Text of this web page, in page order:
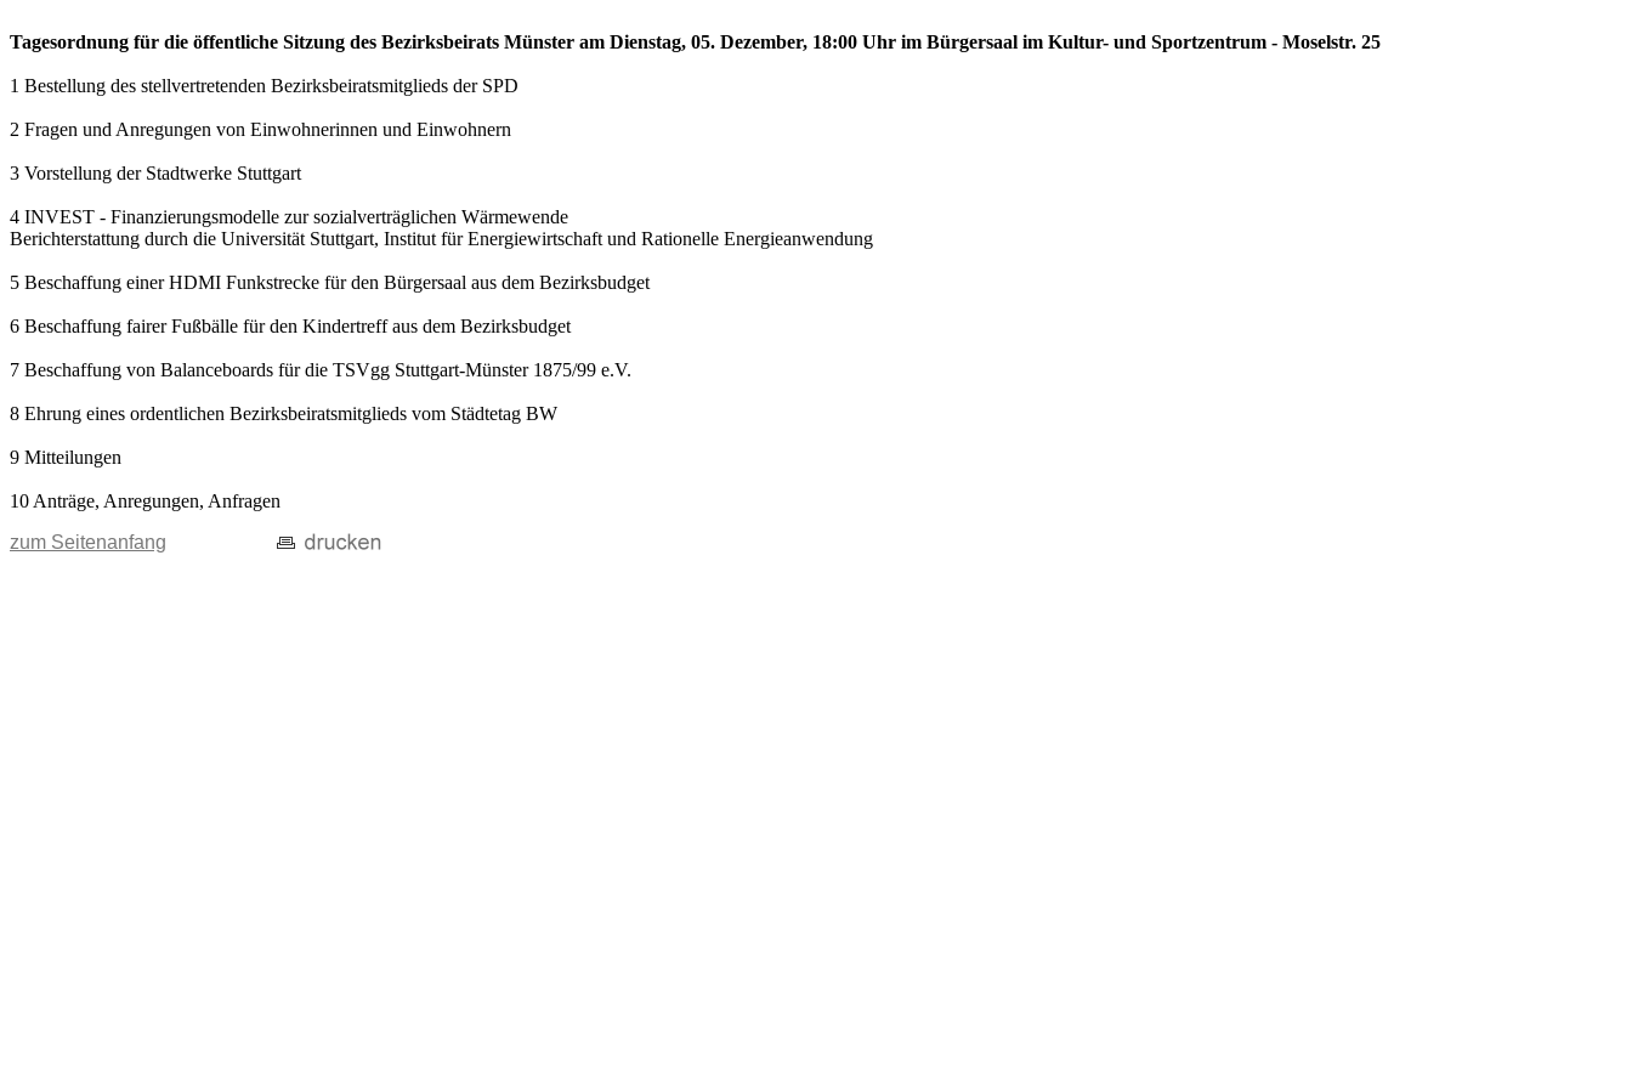
Tagesordnung für die öffentliche Sitzung des Bezirksbeirats Münster am Dienstag, 05. Dezember, 18:00 Uhr im Bürgersaal im Kultur- und Sportzentrum - Moselstr. 25
1 Bestellung des stellvertretenden Bezirksbeiratsmitglieds der SPD
2 Fragen und Anregungen von Einwohnerinnen und Einwohnern
3 Vorstellung der Stadtwerke Stuttgart
4 INVEST - Finanzierungsmodelle zur sozialverträglichen Wärmewende
Berichterstattung durch die Universität Stuttgart, Institut für Energiewirtschaft und Rationelle Energieanwendung
5 Beschaffung einer HDMI Funkstrecke für den Bürgersaal aus dem Bezirksbudget
6 Beschaffung fairer Fußbälle für den Kindertreff aus dem Bezirksbudget
7 Beschaffung von Balanceboards für die TSVgg Stuttgart-Münster 1875/99 e.V.
8 Ehrung eines ordentlichen Bezirksbeiratsmitglieds vom Städtetag BW
9 Mitteilungen
10 Anträge, Anregungen, Anfragen
zum Seitenanfang